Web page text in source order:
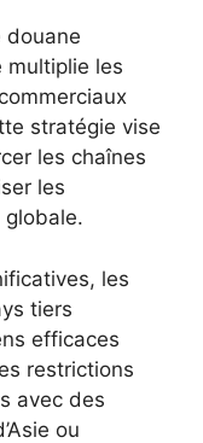
douane
multiplie les
stratégie vise
les chaînes
les
globale.
les
tiers
efficaces
restrictions
avec des
ou